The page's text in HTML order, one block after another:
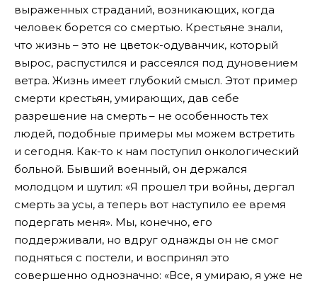
выраженных страданий, возникающих, когда
человек борется со смертью. Крестьяне знали,
что жизнь – это не цветок-одуванчик, который
вырос, распустился и рассеялся под дуновением
ветра. Жизнь имеет глубокий смысл. Этот пример
смерти крестьян, умирающих, дав себе
разрешение на смерть – не особенность тех
людей, подобные примеры мы можем встретить
и сегодня. Как-то к нам поступил онкологический
больной. Бывший военный, он держался
молодцом и шутил: «Я прошел три войны, дергал
смерть за усы, а теперь вот наступило ее время
подергать меня». Мы, конечно, его
поддерживали, но вдруг однажды он не смог
подняться с постели, и воспринял это
совершенно однозначно: «Все, я умираю, я уже не